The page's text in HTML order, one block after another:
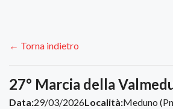
← Torna indietro
27° Marcia della
Data:29/03/2026Località:Meduno